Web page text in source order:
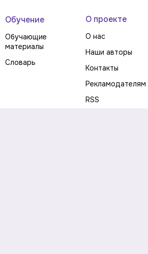
Обучение
Обучающие
материалы
Словарь
О проекте
О нас
Наши авторы
Контакты
Рекламодателям
RSS